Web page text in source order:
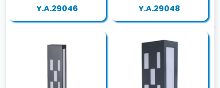
Y.A.29046 Y.A.29048